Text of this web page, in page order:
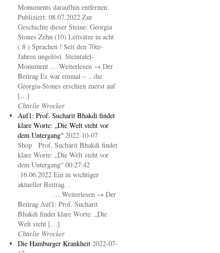
Monuments daraufhin entfernen.
Publiziert: 08.07.2022 Zur
Geschichte dieser Steine: Georgia
Stones Zehn (10) Leitsätze in acht
( 8 ) Sprachen ! Seit den 70er-
Jahren ungelöst. Steintafel-
Monument … Weiterlesen → Der
Beitrag Es war einmal – .. die
Georgia-Stones erschien zuerst auf
[…]
Charlie Wrocker
Auf1: Prof. Sucharit Bhakdi findet
klare Worte: „Die Welt steht vor
dem Untergang“ 2022-10-07
Shop Prof. Sucharit Bhakdi findet
klare Worte: „Die Welt steht vor
dem Untergang“ 00:27:42
16.06.2022 Ein in wichtiger
aktueller Beitrag. .
… Weiterlesen → Der
Beitrag Auf1: Prof. Sucharit
Bhakdi findet klare Worte: „Die
Welt steht […]
Charlie Wrocker
Die Hamburger Krankheit 2022-07-